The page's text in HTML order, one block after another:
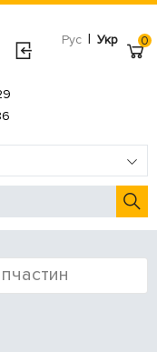
Рус | Укр 0